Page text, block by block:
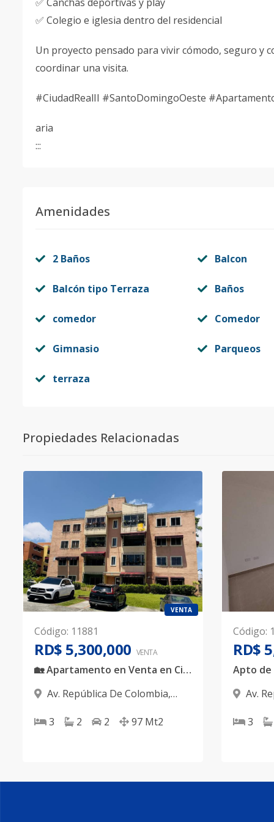
✅ Colegio e iglesia dentro del residencial
Un proyecto pensado para vivir cómodo, seguro y
coordinar una visita.
#CiudadRealII #SantoDomingoOeste
aria
:::
Amenidades
2 Baños Balcon
Balcón tipo Terraza Baños
comedor Comedor
Gimnasio Parqueos
terraza
Propiedades Relacionadas
VENTA
Código: 11881
RD$ 5,300,000 VENTA
🏡 Apartamento en Venta en Ciudad Real II | Santo Domingo Oeste
Av. República De Colombia,
3
2 2 97 Mt2
Código:
RD$
Av.
3